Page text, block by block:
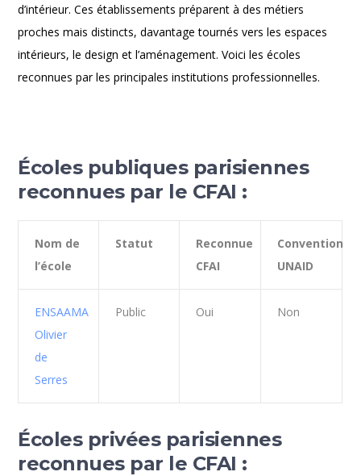
d’intérieur. Ces établissements préparent à des métiers
proches mais distincts, davantage tournés vers les espaces
intérieurs, le design et l’aménagement. Voici les écoles
reconnues par les principales institutions professionnelles.
Écoles publiques parisiennes
reconnues par le CFAI :
Nom de
l’école
Statut
Reconnue
CFAI
Convention
UNAID
ENSAAMA
Olivier
de
Serres
Public Oui Non
Écoles privées parisiennes
reconnues par le CFAI :